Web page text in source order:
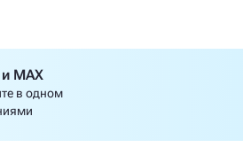
MAX
в одном